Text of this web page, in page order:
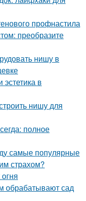
профнастила
преобразите
нишу в
в
нишу для
полное
самые популярные
страхом?
обрабатывают сад